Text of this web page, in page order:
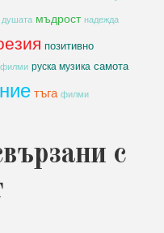
душата мъдрост надежда
позитивно
филми руска музика самота
тъга филми
с